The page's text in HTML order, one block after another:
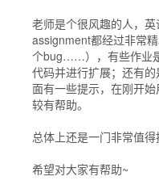
老师是个很风趣的人，
assignment都经过非常
个bug……），有些作业
代码并进行扩展；还有
面有一些提示，在刚开
较有帮助。
总体上还是一门非常值得
希望对大家有帮助~